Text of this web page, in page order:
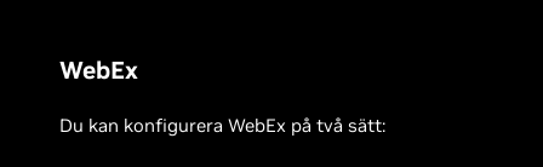
WebEx
Du kan konfigurera WebEx på två sätt: